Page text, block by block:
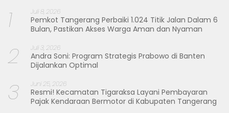
1 Juli 8, 2026
Pemkot Tangerang Perbaiki 1.024 Titik Jalan Dalam 6
Bulan, Pastikan Akses Warga Aman dan Nyaman
2 Juli 3, 2026
Andra Soni: Program Strategis Prabowo di Banten
Dijalankan Optimal
3 Juni 25, 2026
Resmi! Kecamatan Tigaraksa Layani Pembayaran
Pajak Kendaraan Bermotor di Kabupaten Tangerang